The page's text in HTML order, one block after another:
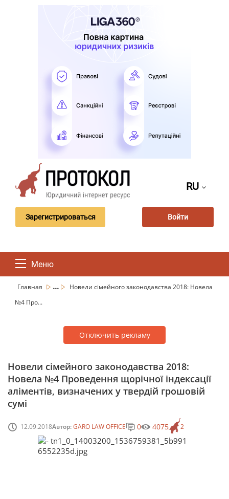
RU
Зарегистрироваться Войти
Меню
Главная ...
Новели сімейного законодавства 2018: Новела
№4 Про...
Отключить рекламу
Новели сімейного законодавства 2018:
Новела №4 Проведення щорічної індексації
аліментів, визначених у твердій грошовій
сумі
12.09.2018Автор:GARO LAW OFFICE 2
0 4075